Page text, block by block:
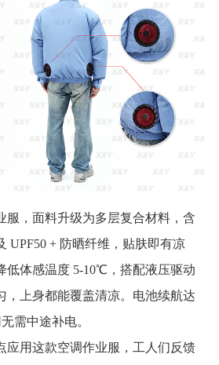
服，面料升级为多层复合材料，含
UPF50 + 防晒纤维，贴肤即有凉
低体感温度 5-10℃，搭配液压驱动
，上身都能覆盖清凉。电池续航达
需中途补电。
应用这款空调作业服，工人们反馈